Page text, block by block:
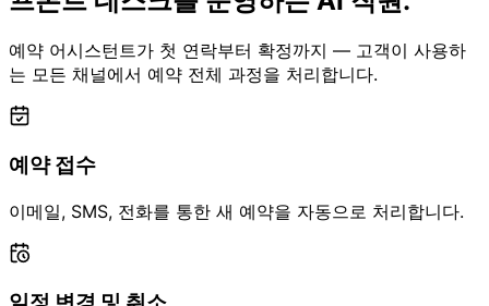
예약 어시스턴트가 첫 연락부터 확정까지 — 고객이 사용하
는 모든 채널에서 예약 전체 과정을 처리합니다.
예약 접수
이메일, SMS, 전화를 통한 새 예약을 자동으로 처리합니다.